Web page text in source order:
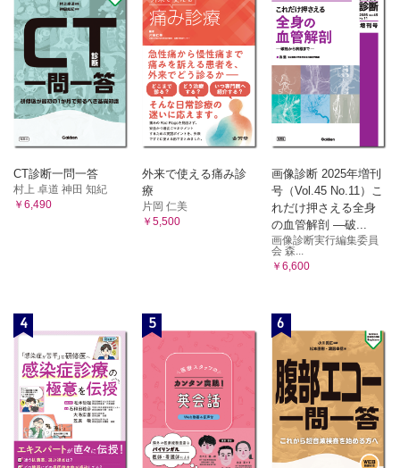
CT診断一問一答
村上 卓道 神田 知紀
￥6,490
外来で使える痛み診
療
片岡 仁美
￥5,500
画像診断 2025年増刊
号（Vol.45 No.11）こ
れだけ押さえる全身
の血管解剖 ―破...
画像診断実行編集委員
会 森...
￥6,600
4 5 6